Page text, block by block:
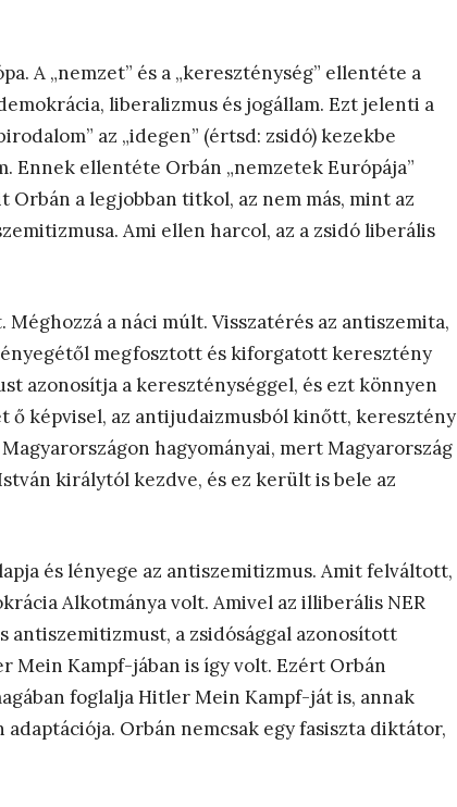
A „nemzet” és a „kereszténység” ellentéte a
liberalizmus és jogállam. Ezt jelenti a
az „idegen” (értsd: zsidó) kezekbe
ellentéte Orbán „nemzetek Európája”
Orbán a legjobban titkol, az nem más, mint az
Ami ellen harcol, az a zsidó liberális
a náci múlt. Visszatérés az antiszemita,
megfosztott és kiforgatott keresztény
azonosítja a kereszténységgel, és ezt könnyen
ő képvisel, az antijudaizmusból kinőtt, keresztény
hagyományai, mert Magyarország
királytól kezdve, és ez került is bele az
és lényege az antiszemitizmus. Amit felváltott,
Alkotmánya volt. Amivel az illiberális NER
antiszemitizmust, a zsidósággal azonosított
Kampf-jában is így volt. Ezért Orbán
foglalja Hitler Mein Kampf-ját is, annak
adaptációja. Orbán nemcsak egy fasiszta diktátor,